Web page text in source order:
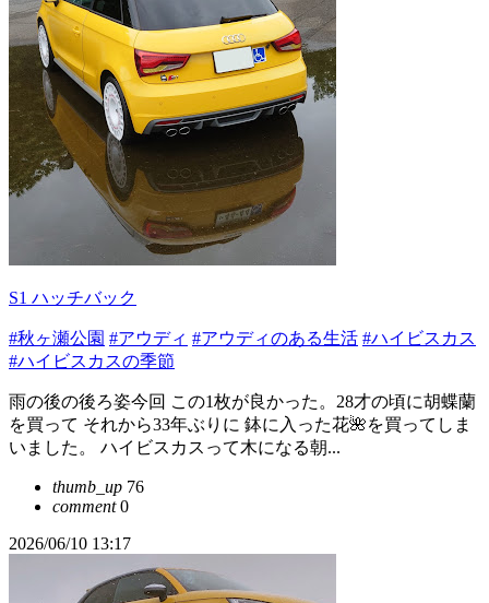
S1 ハッチバック
#秋ヶ瀬公園 #アウディ #アウディのある生活 #ハイビスカス
#ハイビスカスの季節
雨の後の後ろ姿今回 この1枚が良かった。28才の頃に胡蝶蘭
を買って それから33年ぶりに 鉢に入った花🌺を買ってしま
いました。 ハイビスカスって木になる朝...
thumb_up 76
comment0
2026/06/10 13:17